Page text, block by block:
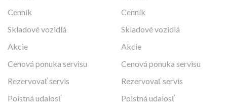
Cenník
Skladové vozidlá
Akcie
Cenová ponuka servisu
Rezervovať servis
Poistná udalosť
Cenník
Skladové vozidlá
Akcie
Cenová ponuka servisu
Rezervovať servis
Poistná udalosť